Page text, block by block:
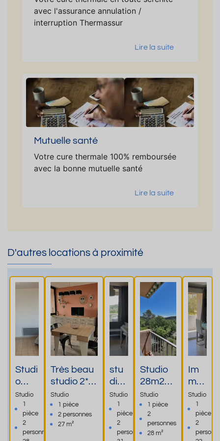
avec l'assurance annulation /
interruption Thermassur
Lire la suite
Mutuelle santé
Votre cure thermale 100% remboursée
avec la bonne mutuelle santé
Lire la suite
D'autres locations à proximité
Studi
o
très
agré
able
à
Studio
1
pièce
2
personnes
Très beau
studio 2*
nouvellem
ent rénové
situé à
moins de
Studio
1 pièce
2 personnes
27 m²
stu
dio
2
per
son
nes
Studio
1
pièce
2
personnes
Studio
28m2
bien
situé,
secteur
calme à
Studio
1 pièce
2
personnes
28 m²
Im
me
uble
Le
Pro
ven
Studio
1
pièce
2